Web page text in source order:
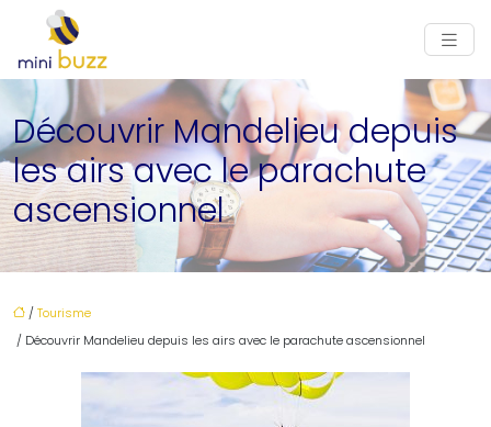
Découvrir Mandelieu depuis
les airs avec le parachute
ascensionnel
/Tourisme
/ Découvrir Mandelieu depuis les airs avec le parachute ascensionnel